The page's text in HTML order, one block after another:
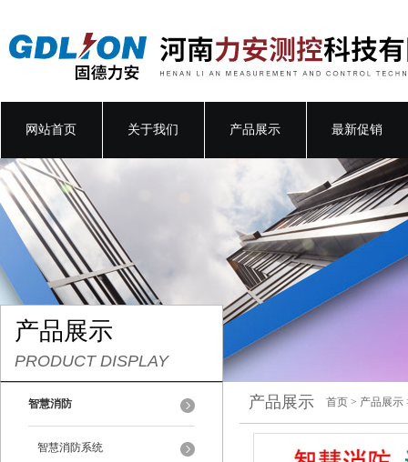
网站首页 关于我们 产品展示 最新促销
产品展示
PRODUCT DISPLAY
智慧消防
智慧消防系统
产品展示 首页 > 产品展示